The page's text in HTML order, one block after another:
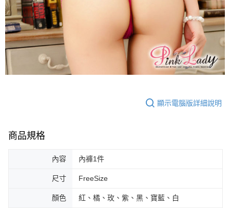
顯示電腦版詳細說明
商品規格
內容 內褲1件
尺寸 FreeSize
顏色 紅、橘、玫、紫、黑、寶藍、白